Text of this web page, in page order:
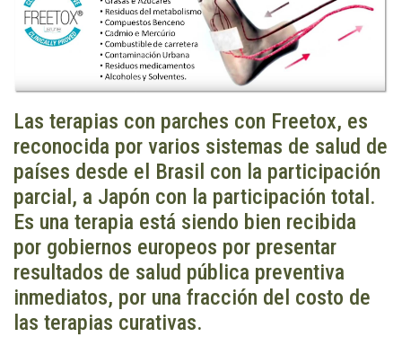
Las terapias con parches con Freetox, es
reconocida por varios sistemas de salud de
países desde el Brasil con la participación
parcial, a Japón con la participación total.
Es una terapia está siendo bien recibida
por gobiernos europeos por presentar
resultados de salud pública preventiva
inmediatos, por una fracción del costo de
las terapias curativas.